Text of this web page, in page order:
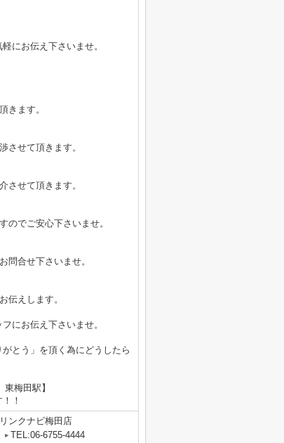
にお伝え下さいませ。
きます。
せて頂きます。
せて頂きます。
でご安心下さいませ。
合せ下さいませ。
伝えします。
にお伝え下さいませ。
とう」を頂く為にどうしたら
梅田駅】
！
ビ梅田店
TEL:06-6755-4444